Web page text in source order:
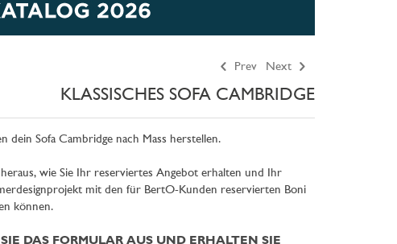
Prev Next
KLASSISCHES SOFA CAMBRIDGE
dein Sofa Cambridge nach Mass herstellen.
heraus, wie Sie Ihr reserviertes Angebot erhalten und Ihr
mit den für BertO-Kunden reservierten Boni
können.
DAS FORMULAR AUS UND ERHALTEN SIE